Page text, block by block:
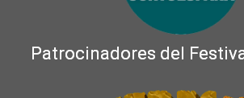
Patrocinadores del